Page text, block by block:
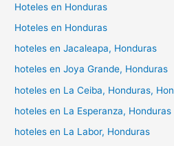
Hoteles en Honduras
Hoteles en Honduras
hoteles en Jacaleapa, Honduras
hoteles en Joya Grande, Honduras
hoteles en La Ceiba, Honduras,
hoteles en La Esperanza, Honduras
hoteles en La Labor, Honduras